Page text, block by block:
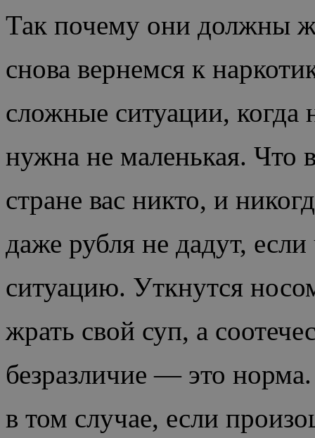
Так почему они должны
снова вернемся к
сложные ситуации,
нужна не маленькая. Что
стране вас никто, и
даже рубля не дадут,
ситуацию. Уткнутся
жрать свой суп, а
безразличие — это
в том случае, если